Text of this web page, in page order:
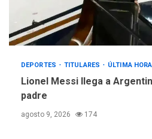
DEPORTES TITULARES ÚLTIMA HORA
Lionel Messi llega a
padre
agosto 9, 2026 174